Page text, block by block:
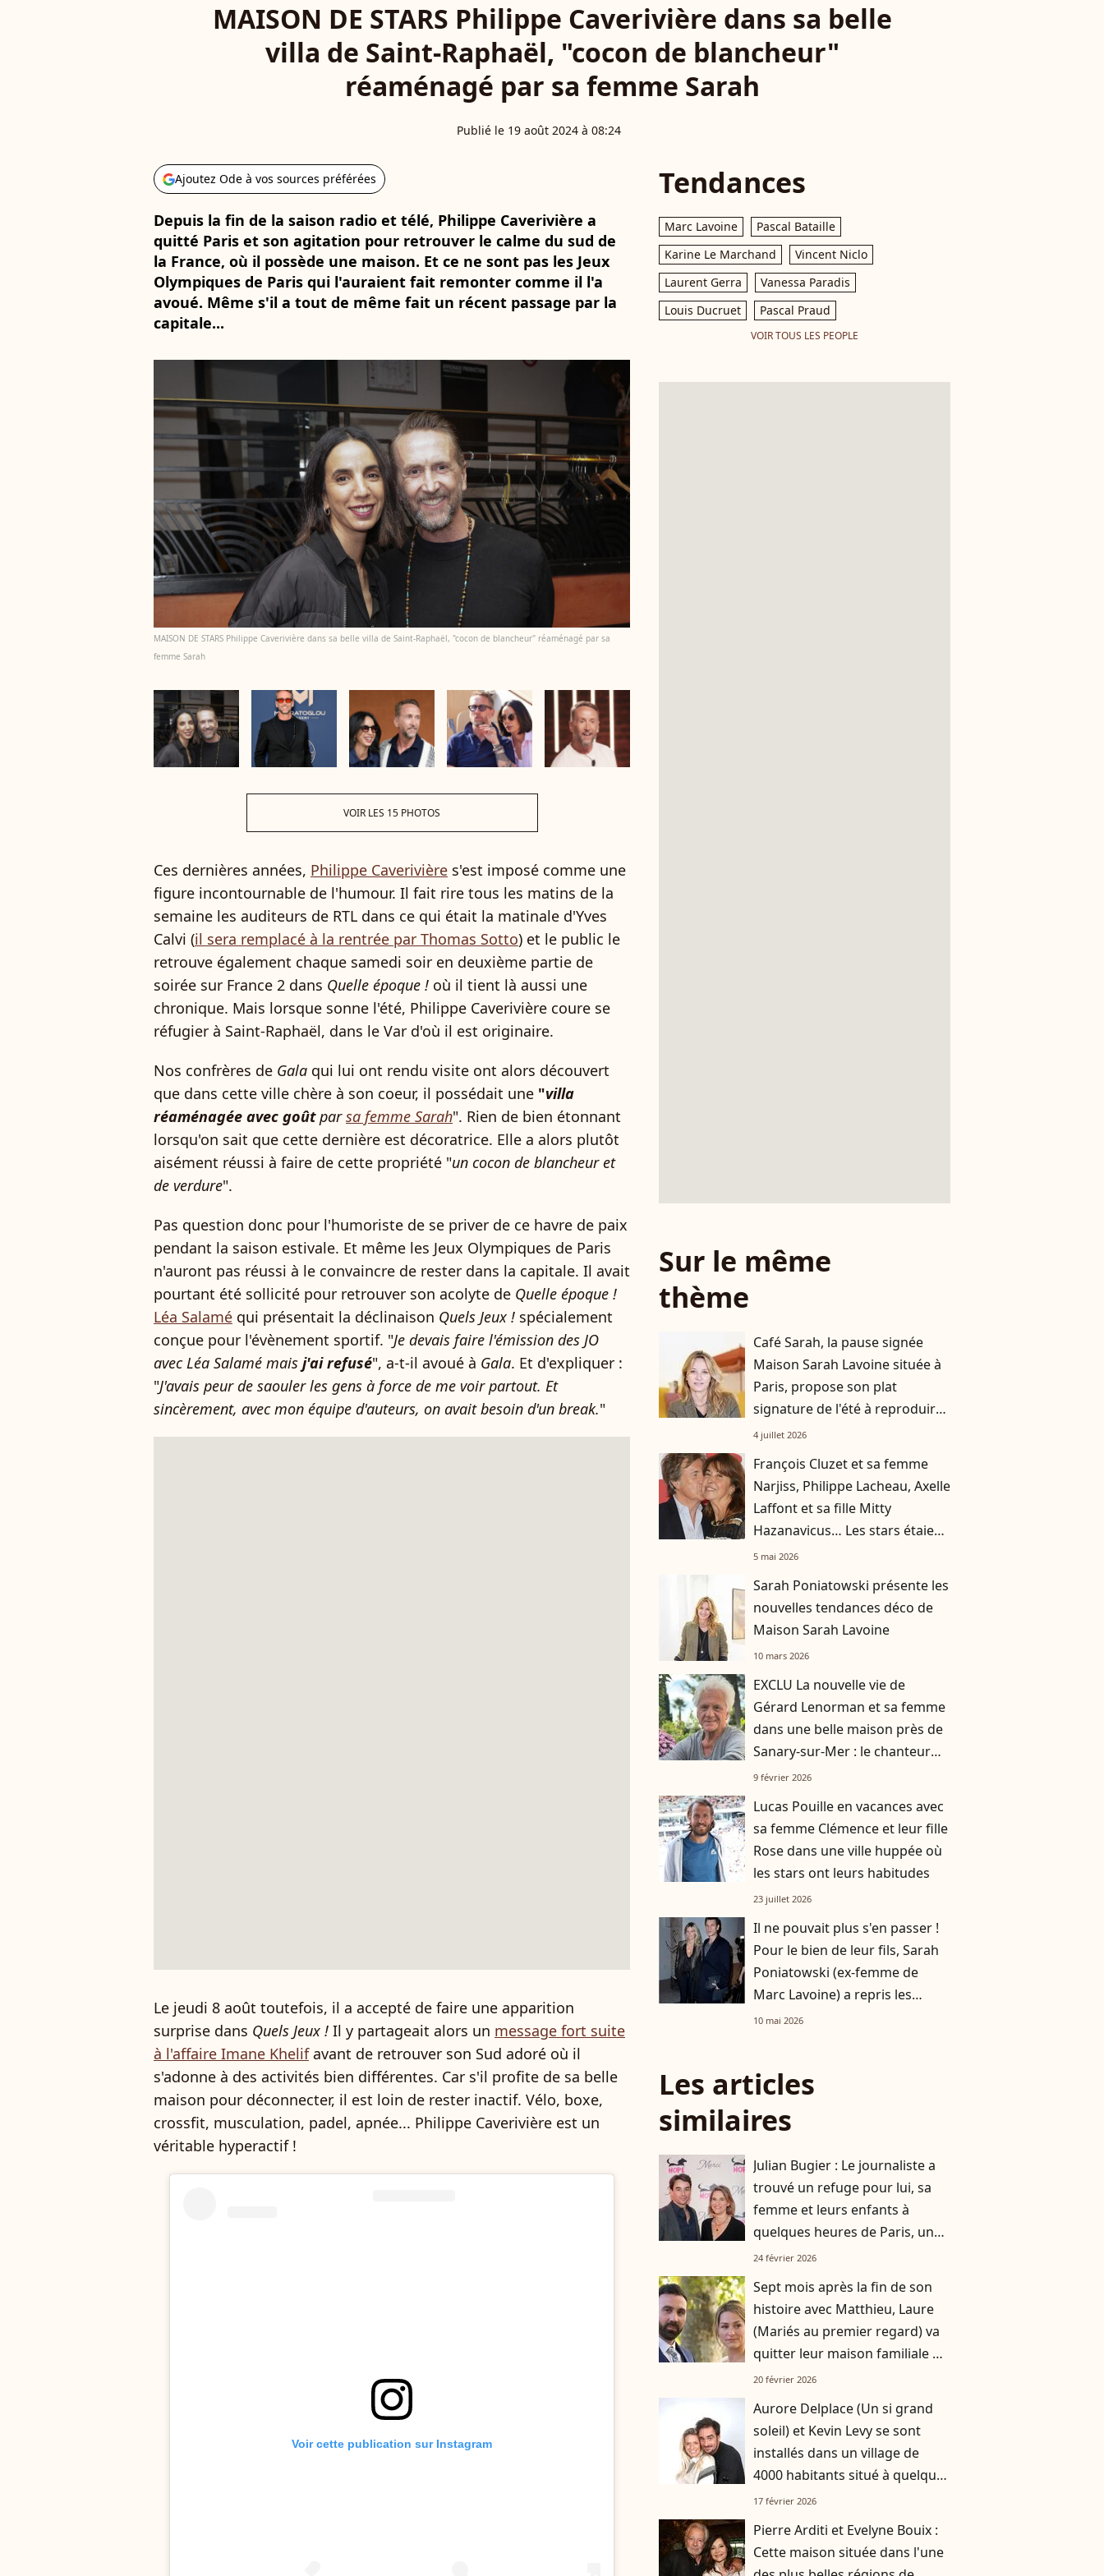
MAISON DE STARS Philippe Caverivière dans sa belle
villa de Saint-Raphaël, "cocon de blancheur"
réaménagé par sa femme Sarah
Publié le 19 août 2024 à 08:24
Ajoutez Ode à vos sources préférées
Depuis la fin de la saison radio et télé, Philippe Caverivière a
quitté Paris et son agitation pour retrouver le calme du sud de
la France, où il possède une maison. Et ce ne sont pas les Jeux
Olympiques de Paris qui l'auraient fait remonter comme il l'a
avoué. Même s'il a tout de même fait un récent passage par la
capitale...
MAISON DE STARS Philippe Caverivière dans sa belle villa de Saint-Raphaël, "cocon de blancheur" réaménagé par sa
femme Sarah
VOIR LES 15 PHOTOS
Ces dernières années, Philippe Caverivière s'est imposé comme une
figure incontournable de l'humour. Il fait rire tous les matins de la
semaine les auditeurs de RTL dans ce qui était la matinale d'Yves
Calvi (il sera remplacé à la rentrée par Thomas Sotto) et le public le
retrouve également chaque samedi soir en deuxième partie de
soirée sur France 2 dans Quelle époque ! où il tient là aussi une
chronique. Mais lorsque sonne l'été, Philippe Caverivière coure se
réfugier à Saint-Raphaël, dans le Var d'où il est originaire.
Nos confrères de Gala qui lui ont rendu visite ont alors découvert
que dans cette ville chère à son coeur, il possédait une "villa
réaménagée avec goûtparsa femme Sarah". Rien de bien étonnant
lorsqu'on sait que cette dernière est décoratrice. Elle a alors plutôt
aisément réussi à faire de cette propriété "un cocon de blancheur et
de verdure".
Pas question donc pour l'humoriste de se priver de ce havre de paix
pendant la saison estivale. Et même les Jeux Olympiques de Paris
n'auront pas réussi à le convaincre de rester dans la capitale. Il avait
pourtant été sollicité pour retrouver son acolyte de Quelle époque !
Léa Salamé qui présentait la déclinaison Quels Jeux ! spécialement
conçue pour l'évènement sportif. "Je devais faire l'émission des JO
avec Léa Salamé mais j'ai refusé", a-t-il avoué à Gala. Et d'expliquer :
"J'avais peur de saouler les gens à force de me voir partout. Et
sincèrement, avec mon équipe d'auteurs, on avait besoin d'un break."
Le jeudi 8 août toutefois, il a accepté de faire une apparition
surprise dans Quels Jeux ! Il y partageait alors un message fort suite
à l'affaire Imane Khelifavant de retrouver son Sud adoré où il
s'adonne à des activités bien différentes. Car s'il profite de sa belle
maison pour déconnecter, il est loin de rester inactif. Vélo, boxe,
crossfit, musculation, padel, apnée... Philippe Caverivière est un
véritable hyperactif !
Voir cette publication sur Instagram
Tendances
Marc Lavoine
Pascal Bataille
Karine Le Marchand
Vincent Niclo
Laurent Gerra
Vanessa Paradis
Louis Ducruet
Pascal Praud
VOIR TOUS LES PEOPLE
Sur le même
thème
Café Sarah, la pause signée
Maison Sarah Lavoine située à
Paris, propose son plat
signature de l'été à reproduire
à la maison
4 juillet 2026
François Cluzet et sa femme
Narjiss, Philippe Lacheau, Axelle
Laffont et sa fille Mitty
Hazanavicus… Les stars étaient
nombreuses à l'avant-première
5 mai 2026
Sarah Poniatowski présente les
nouvelles tendances déco de
Maison Sarah Lavoine
10 mars 2026
EXCLU La nouvelle vie de
Gérard Lenorman et sa femme
dans une belle maison près de
Sanary-sur-Mer : le chanteur
"bien acclimaté au territoire"
9 février 2026
Lucas Pouille en vacances avec
sa femme Clémence et leur fille
Rose dans une ville huppée où
les stars ont leurs habitudes
23 juillet 2026
Il ne pouvait plus s'en passer !
Pour le bien de leur fils, Sarah
Poniatowski (ex-femme de
Marc Lavoine) a repris les
choses en main à la maison
10 mai 2026
Les articles
similaires
Julian Bugier : Le journaliste a
trouvé un refuge pour lui, sa
femme et leurs enfants à
quelques heures de Paris, une
région où il fait bon vivre
24 février 2026
Sept mois après la fin de son
histoire avec Matthieu, Laure
(Mariés au premier regard) va
quitter leur maison familiale de
180m2 : elle a trouvé son
20 février 2026
Aurore Delplace (Un si grand
soleil) et Kevin Levy se sont
installés dans un village de
4000 habitants situé à quelques
kilomètre de la métropole la
17 février 2026
Pierre Arditi et Evelyne Bouix :
Cette maison située dans l'une